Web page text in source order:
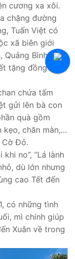
cương xa xôi.
chặng đường
Tuấn Việt có
xã biên giới
Quảng Bình. Đây
tặng đồng bào
chứa tấm
gửi lên bà con
quà gồm
kẹo, chăn màn,…
Cờ Đỏ.
no”, “Lá lành
dù lớn nhưng
cao Tết đến
có những tình
mì chính giúp
Xuân về trong